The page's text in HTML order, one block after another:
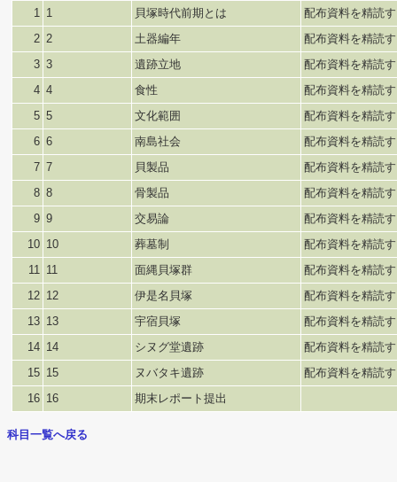
1 1 貝塚時代前期とは
配布資料を精読
2 2 土器編年
配布資料を精読
3 3 遺跡立地
配布資料を精読
4 4 食性
配布資料を精読
5 5 文化範囲
配布資料を精読
6 6 南島社会
配布資料を精読
7 7 貝製品
配布資料を精読
8 8 骨製品
配布資料を精読
9 9 交易論
配布資料を精読
10 10 葬墓制
配布資料を精読
11
11 面縄貝塚群
配布資料を精読
12 12 伊是名貝塚
配布資料を精読
13 13 宇宿貝塚
配布資料を精読
14 14 シヌグ堂遺跡
配布資料を精読
15 15 ヌバタキ遺跡
配布資料を精読
16 16 期末レポート提出
科目一覧へ戻る